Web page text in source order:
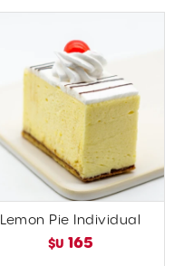
Lemon Pie Individual
$U 165